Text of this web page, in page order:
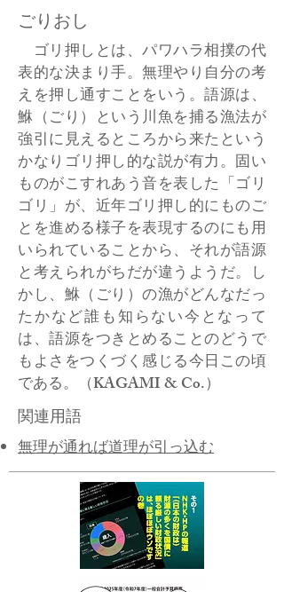
ごりおし
ゴリ押しとは、パワハラ相撲の代
表的な決まり手。無理やり自分の考
えを押し通すことをいう。語源は、
鮴（ごり）という川魚を捕る漁法が
強引に見えるところから来たという
かなりゴリ押し的な説が有力。固い
ものがこすれあう音を表した「ゴリ
ゴリ」が、近年ゴリ押し的にものご
とを進める様子を表現するのにも用
いられていることから、それが語源
と考えられがちだが違うようだ。し
かし、鮴（ごり）の漁がどんなだっ
たかなど誰も知らない今となって
は、語源をつきとめることのどうで
もよさをつくづく感じる今日この頃
である。（KAGAMI & Co.）
関連用語
無理が通れば道理が引っ込む